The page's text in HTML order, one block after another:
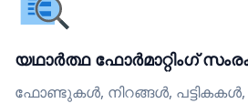
യഥാർത്ഥ ഫോർമാറ്റിംഗ്
ഫോണ്ടുകൾ, നിറങ്ങൾ, പട്ടികകൾ,